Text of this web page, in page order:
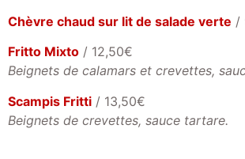
Chèvre chaud sur lit de salade verte /
Fritto Mixto / 12,50€
Beignets de calamars et crevettes,
Scampis Fritti / 13,50€
Beignets de crevettes, sauce tartare.